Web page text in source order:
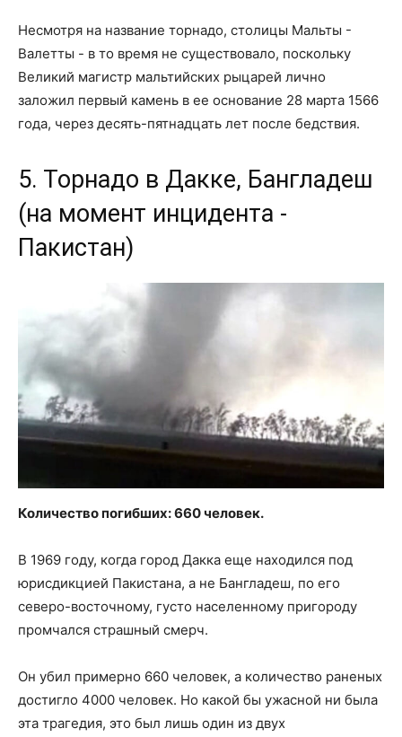
Несмотря на название торнадо, столицы Мальты -
Валетты - в то время не существовало, поскольку
Великий магистр мальтийских рыцарей лично
заложил первый камень в ее основание 28 марта 1566
года, через десять-пятнадцать лет после бедствия.
5. Торнадо в Дакке, Бангладеш
(на момент инцидента -
Пакистан)
Количество погибших: 660 человек.
В 1969 году, когда город Дакка еще находился под
юрисдикцией Пакистана, а не Бангладеш, по его
северо-восточному, густо населенному пригороду
промчался страшный смерч.
Он убил примерно 660 человек, а количество раненых
достигло 4000 человек. Но какой бы ужасной ни была
эта трагедия, это был лишь один из двух